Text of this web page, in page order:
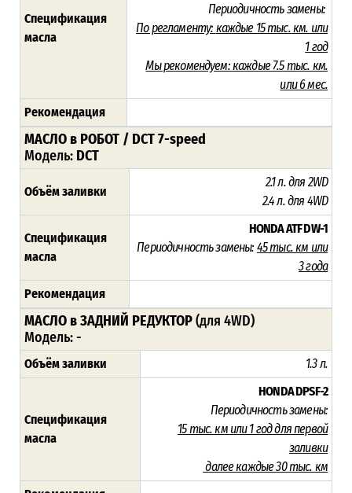
Спецификация
масла
Периодичность замены:
По регламенту: каждые 15 тыс. км. или
1 год
Мы рекомендуем:каждые 7.5 тыс. км.
или 6 мес.
Рекомендация
МАСЛО в РОБОТ / DCT 7-speed
Модель: DCT
Объём заливки
2.1 л. для 2WD
2.4 л. для 4WD
Спецификация
масла
HONDA ATF DW-1
Периодичность замены: 45тыс. км или
3 года
Рекомендация
МАСЛО в ЗАДНИЙ РЕДУКТОР(для 4WD)
Модель: -
Объём заливки 1.3 л.
Спецификация
масла
HONDA DPSF-2
Периодичность замены:
15 тыс. км или 1 год для первой
заливки
далее каждые 30 тыс. км